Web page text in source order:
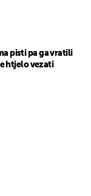
pisti pa ga vratili
htjelo vezati